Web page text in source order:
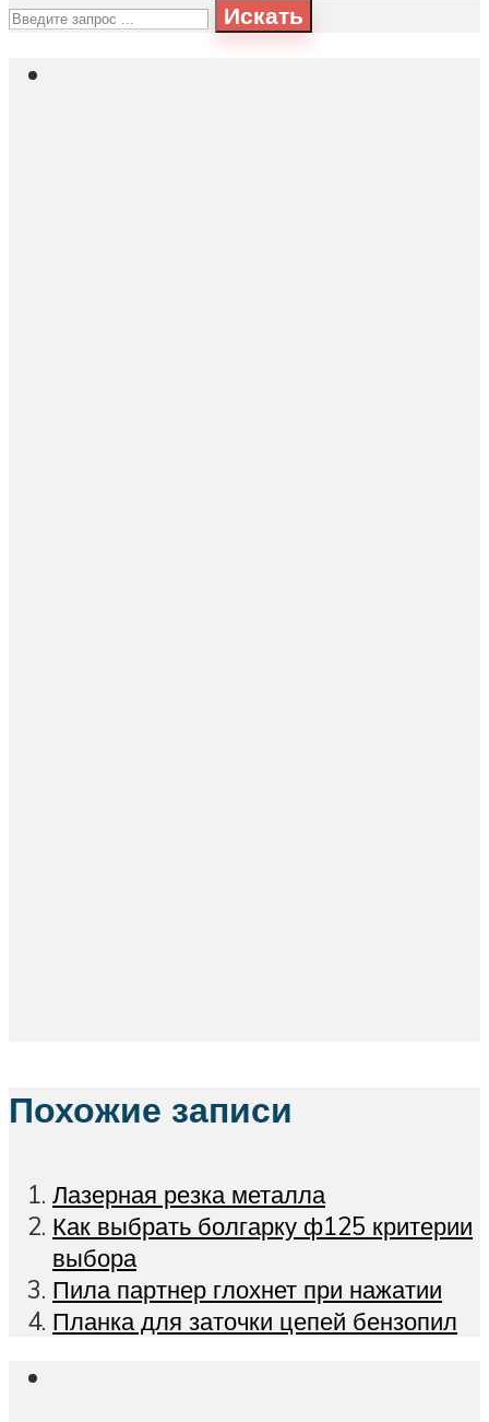
Искать
Похожие записи
Лазерная резка металла
Как выбрать болгарку ф125 критерии
выбора
Пила партнер глохнет при нажатии
Планка для заточки цепей бензопил